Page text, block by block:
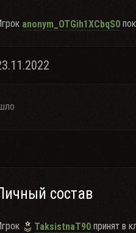
anonym_OTGih1XCbqS0
состав
TaksistnaT90 принят в